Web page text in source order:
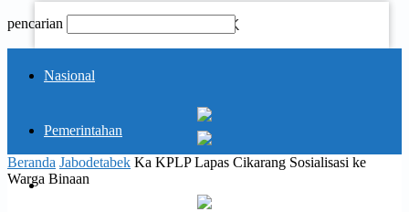
Memulihkan kata sandi anda
pencarian
KORAN
PELITA
Nasional
Pemerintahan
TNI Polri
Beranda Jabodetabek Ka KPLP Lapas Cikarang Sosialisasi ke
Warga Binaan